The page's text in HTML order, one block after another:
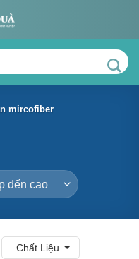
mircofiber
Chất Liệu